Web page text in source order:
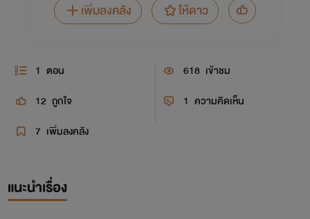
เพิ่มลงคลัง
ให้ดาว
1 ตอน 618 เข้าชม
12 ถูกใจ 1 ความคิดเห็น
7 เพิ่มลงคลัง
แนะนำเรื่อง